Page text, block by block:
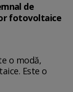
de
fotovoltaice
o modă,
Este o